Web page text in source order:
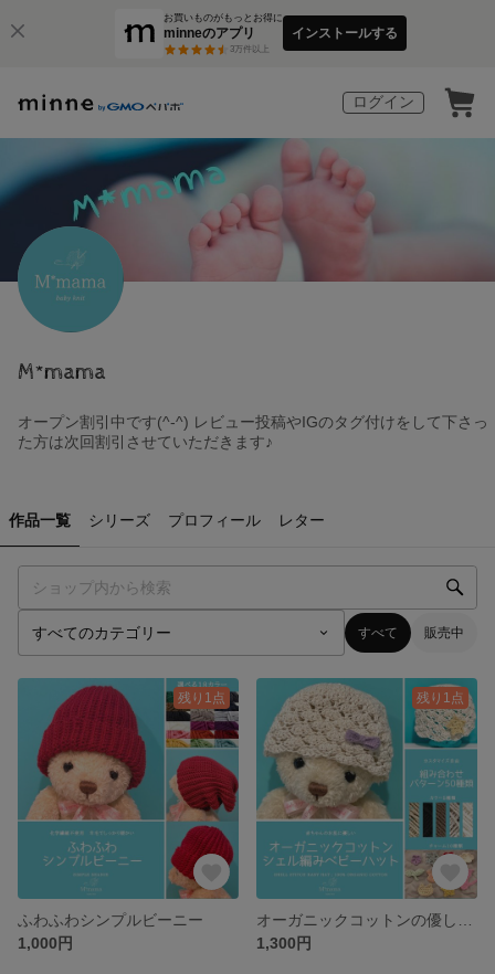
お買いものがもっとお得に
minneのアプリ
3万件以上
インストールする
ログイン
M*mama
オープン割引中です(^-^) レビュー投稿やIGのタグ付けをして下さっ
た方は次回割引させていただきます♪
作品一覧 シリーズ プロフィール レター
すべて 販売中
残り1点
ふわふわシンプルビーニー
1,000円
残り1点
1,300円